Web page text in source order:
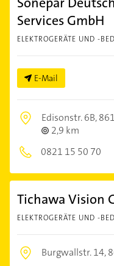
Services GmbH
ELEKTROGERÄTE UND -
E-Mail
Edisonstr. 6B,
2,9 km
0821 15 50 70
Tichawa Vision
ELEKTROGERÄTE UND -
Burgwallstr. 14,